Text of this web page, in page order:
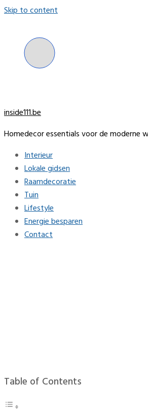
Skip to content
inside111.be
Homedecor essentials voor de moderne
Interieur
Lokale gidsen
Raamdecoratie
Tuin
Lifestyle
Energie besparen
Contact
Table of Contents